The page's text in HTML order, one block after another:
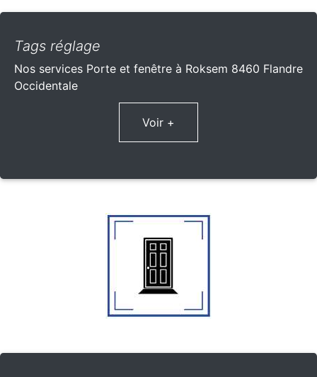
Tags réglage
Nos services Porte et fenêtre à Roksem 8460 Flandre
Occidentale
Voir +